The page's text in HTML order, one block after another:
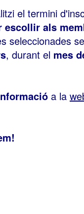
el termini
escollir als
seleccionades
, durant el mes
a la